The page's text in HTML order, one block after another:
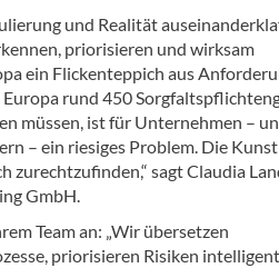
und Realität
priorisieren und wirksam
ein Flickenteppich aus
Europa rund 450
müssen, ist für Unternehmen –
– ein riesiges Problem. Die
zurechtzufinden,“ sagt Claudia
GmbH.
Team an: „Wir übersetzen
priorisieren Risiken